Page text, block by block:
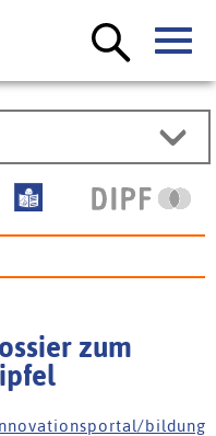
zum
n o v a t i o n s p o r t a l / b i l d u n g